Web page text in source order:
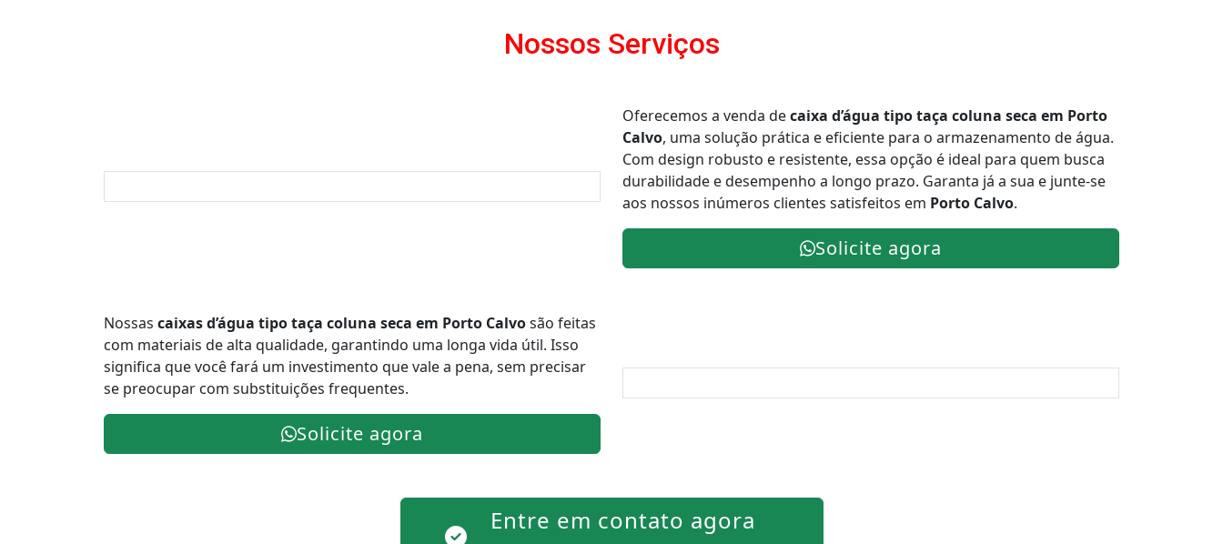
Nossos Serviços
Oferecemos a venda decaixa d’água tipo taça coluna seca em Porto
Calvo, uma solução prática e eficiente para o armazenamento de água.
Com design robusto e resistente, essa opção é ideal para quem busca
durabilidade e desempenho a longo prazo. Garanta já a sua e junte-se
aos nossos inúmeros clientes satisfeitos em Porto Calvo.
Solicite agora
Nossas caixas d’água tipo taça coluna seca em Porto Calvosão feitas
com materiais de alta qualidade, garantindo uma longa vida útil. Isso
significa que você fará um investimento que vale a pena, sem precisar
se preocupar com substituições frequentes.
Solicite agora
Entre em contato agora